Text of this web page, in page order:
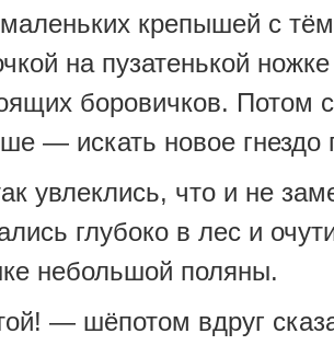
маленьких крепышей с
на пузатенькой
боровичков. Потом
— искать новое гнездо
увлеклись, что и не
глубоко в лес и
небольшой поляны.
— шёпотом вдруг